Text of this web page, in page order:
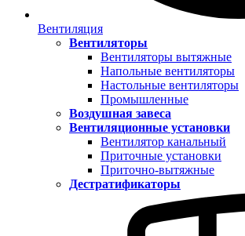
Вентиляция
Вентиляторы
Вентиляторы вытяжные
Напольные вентиляторы
Настольные вентиляторы
Промышленные
Воздушная завеса
Вентиляционные установки
Вентилятор канальный
Приточные установки
Приточно-вытяжные
Дестратификаторы